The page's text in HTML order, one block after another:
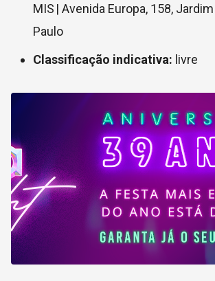
MIS | Avenida Europa, 158,
Paulo
Classificação indicativa: livre